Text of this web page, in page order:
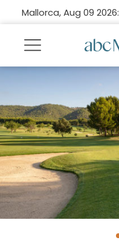
Mallorca, Aug 09 2026: